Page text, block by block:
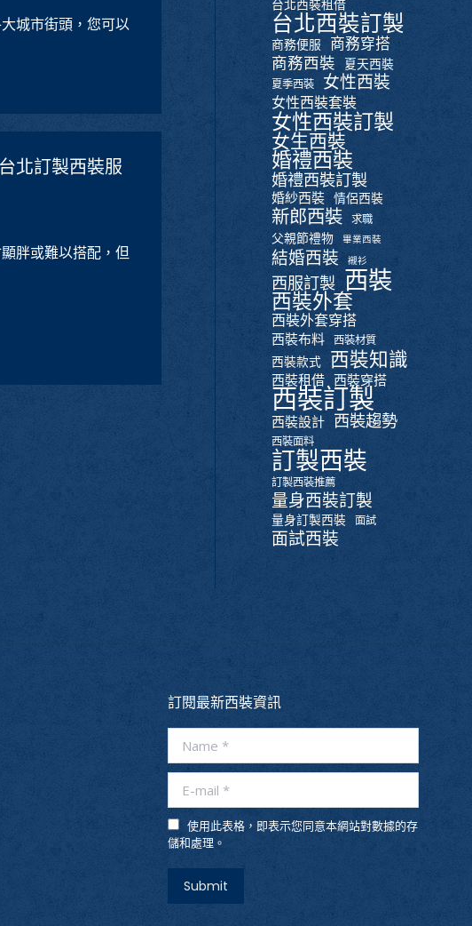
城市街頭，您可以
北訂製西裝服
胖或難以搭配，但
台北西裝租借
台北西裝訂製
商務便服 商務穿搭
商務西裝 夏天西裝
夏季西裝 女性西裝
女性西裝套裝
女性西裝訂製
女生西裝
婚禮西裝
婚禮西裝訂製
婚紗西裝 情侶西裝
新郎西裝 求職
父親節禮物 畢業西裝
結婚西裝 襯衫
西服訂製 西裝
西裝外套
西裝外套穿搭
西裝布料 西裝材質
西裝款式 西裝知識
西裝租借 西裝穿搭
西裝訂製
西裝設計 西裝趨勢
西裝面料
訂製西裝
訂製西裝推薦
量身西裝訂製
量身訂製西裝 面試
面試西裝
訂閱最新西裝資訊
使用此表格，即表示您同意本網站對數據的存
儲和處理。
Submit